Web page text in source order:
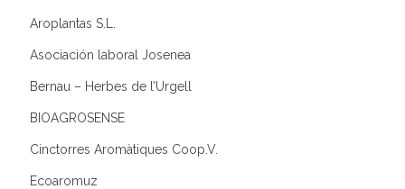
Aroplantas S.L.
Asociación laboral Josenea
Bernau – Herbes de l’Urgell
BIOAGROSENSE
Cinctorres Aromàtiques Coop.V.
Ecoaromuz